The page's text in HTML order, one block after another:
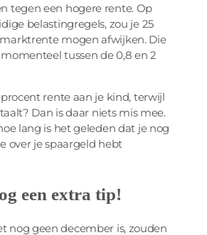
tegen een hogere rente. Op
belastingregels, zou je 25
mogen afwijken. Die
tussen de 0,8 en 2
procent rente aan je kind, terwijl
Dan is daar niets mis mee.
lang is het geleden dat je nog
over je spaargeld hebt
een extra tip!
nog geen december is, zouden